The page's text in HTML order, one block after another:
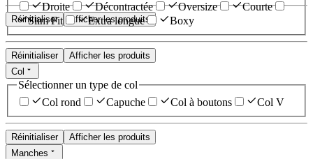
Réinitialiser Afficher les produits
Droite
Décontractée Oversize
Courte
Slim Fit
Extra longue Boxy
Réinitialiser
Afficher les produits
Col
Sélectionner un type de col
Col rond
Capuche Col à boutons Col V
Réinitialiser
Afficher les produits
Manches